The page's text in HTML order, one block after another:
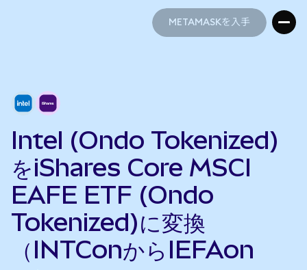
METAMASKを入手
Intel (Ondo Tokenized)
をiShares Core MSCI
EAFE ETF (Ondo
Tokenized)に変換
（INTConからIEFAon